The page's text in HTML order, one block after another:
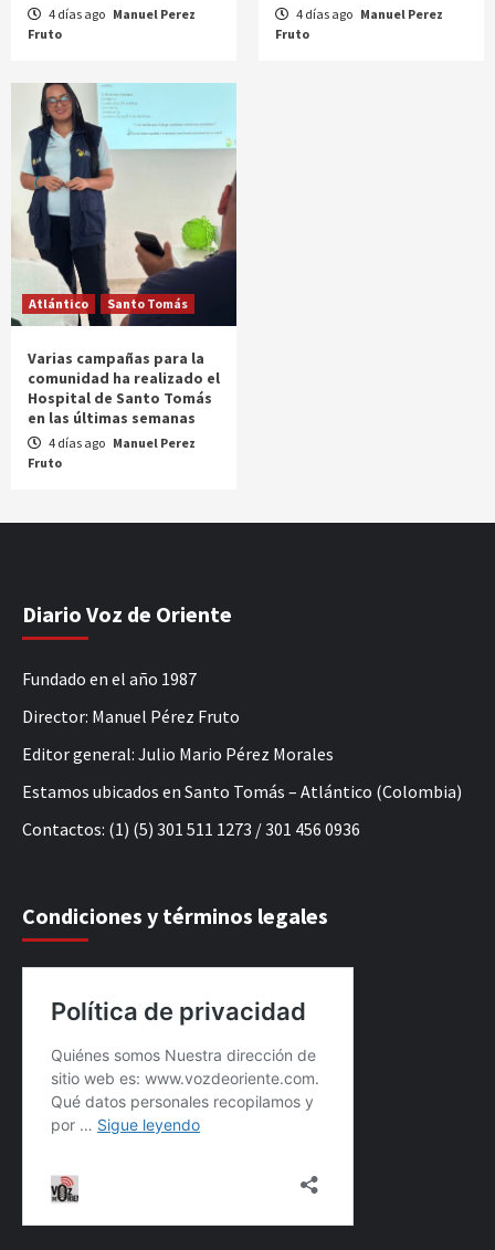
4 días ago Manuel Perez
Fruto
4 días ago Manuel Perez
Fruto
Atlántico Santo Tomás
Varias campañas para la
comunidad ha realizado el
Hospital de Santo Tomás
en las últimas semanas
4 días ago Manuel Perez
Fruto
Diario Voz de Oriente
Fundado en el año 1987
Director: Manuel Pérez Fruto
Editor general: Julio Mario Pérez Morales
Estamos ubicados en Santo Tomás – Atlántico (Colombia)
Contactos: (1) (5) 301 511 1273 / 301 456 0936
Condiciones y términos legales